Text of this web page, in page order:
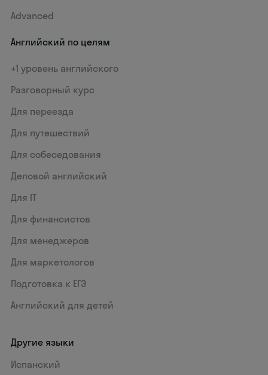
Advanced
Английский по целям
+1 уровень английского
Разговорный курс
Для переезда
Для путешествий
Для собеседования
Деловой английский
Для IT
Для финансистов
Для менеджеров
Для маркетологов
Подготовка к ЕГЭ
Английский для детей
Другие языки
Испанский